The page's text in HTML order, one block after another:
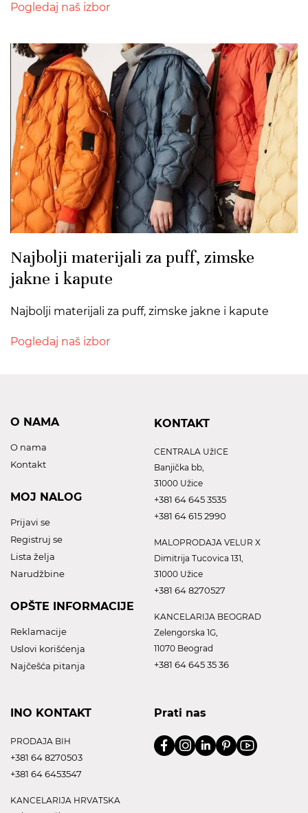
Pogledaj naš izbor
Najbolji materijali za puff, zimske
jakne i kapute
Najbolji materijali za puff, zimske jakne i kapute
Pogledaj naš izbor
O NAMA
O nama
Kontakt
MOJ NALOG
Prijavi se
Registruj se
Lista želja
Narudžbine
OPŠTE INFORMACIJE
Reklamacije
Uslovi korišćenja
Najčešća pitanja
KONTAKT
CENTRALA UžICE
Banjička bb,
31000 Užice
+381 64 645 3535
+381 64 615 2990
MALOPRODAJA VELUR X
Dimitrija Tucovica 131,
31000 Užice
+381 64 8270527
KANCELARIJA BEOGRAD
Zelengorska 1G,
11070 Beograd
+381 64 645 35 36
INO KONTAKT
PRODAJA BIH
+381 64 8270503
+381 64 6453547
KANCELARIJA HRVATSKA
Prati nas